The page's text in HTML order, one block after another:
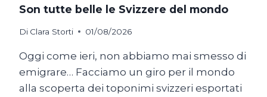
Son tutte belle le Svizzere del mondo
Di Clara Storti 01/08/2026
Oggi come ieri, non abbiamo mai smesso di
emigrare… Facciamo un giro per il mondo
alla scoperta dei toponimi svizzeri esportati